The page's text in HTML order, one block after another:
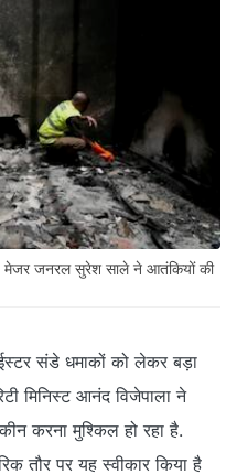
मेजर जनरल सुरेश साले ने आतंकियों की
संडे धमाकों को लेकर बड़ा
मिनिस्ट आनंद विजेपाला ने
करना मुश्किल हो रहा है.
तौर पर यह स्वीकार किया है